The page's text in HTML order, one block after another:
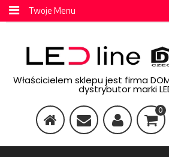
Twoje Menu
Właścicielem sklepu jest firma
dystrybutor marki
0